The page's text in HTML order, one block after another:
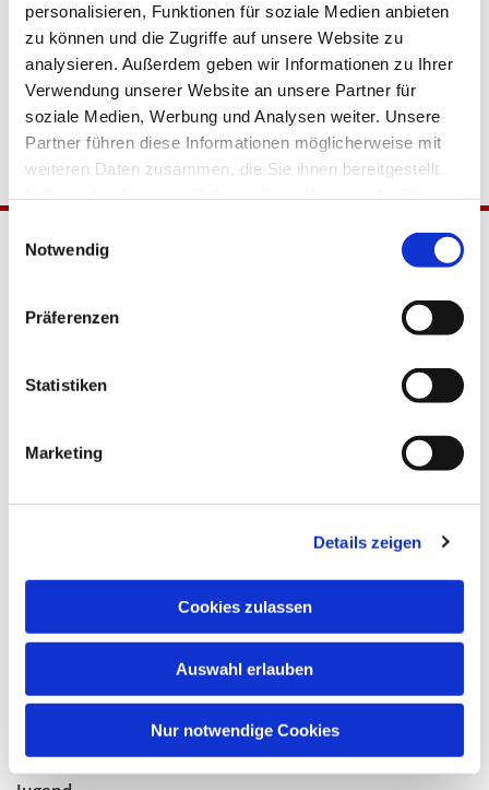
personalisieren, Funktionen für soziale Medien anbieten
zu können und die Zugriffe auf unsere Website zu
analysieren. Außerdem geben wir Informationen zu Ihrer
Verwendung unserer Website an unsere Partner für
soziale Medien, Werbung und Analysen weiter. Unsere
Partner führen diese Informationen möglicherweise mit
weiteren Daten zusammen, die Sie ihnen bereitgestellt
Notwendig
Präferenzen
Statistiken
Marketing
Details zeigen
Cookies zulassen
Auswahl erlauben
Nur notwendige Cookies
Tempelhof-Buckow
Gottesdienste
Taufe, Kommunion & Trauung
Pfarreileben